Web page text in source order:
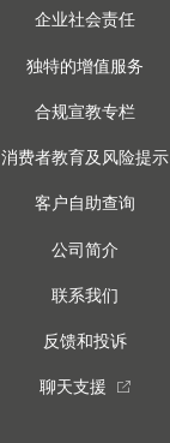
企业社会责任
独特的增值服务
合规宣教专栏
消费者教育及风险提示
客户自助查询
公司简介
联系我们
反馈和投诉
聊天支援 external_link